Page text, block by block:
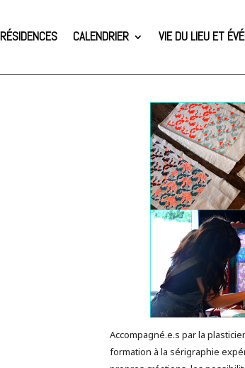
RÉSIDENCES CALENDRIER VIE DU LIEU ET
Accompagné.e.s par la
formation à la sérigraphie